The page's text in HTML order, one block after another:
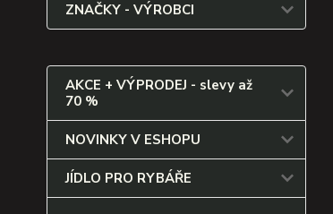
ZNAČKY - VÝROBCI
AKCE + VÝPRODEJ - slevy až
70 %
NOVINKY V ESHOPU
JÍDLO PRO RYBÁŘE